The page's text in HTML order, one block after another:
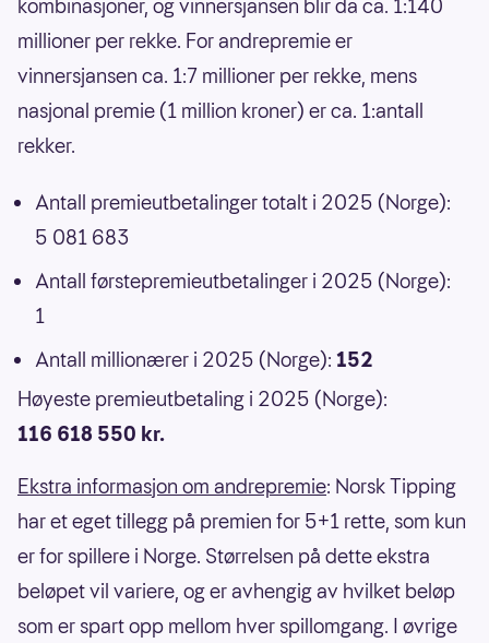
kombinasjoner, og vinnersjansen blir da ca. 1:140
millioner per rekke. For andrepremie er
vinnersjansen ca. 1:7 millioner per rekke, mens
nasjonal premie (1 million kroner) er ca. 1:antall
rekker.
Antall premieutbetalinger totalt i 2025 (Norge):
5 081 683
Antall førstepremieutbetalinger i 2025 (Norge):
1
Antall millionærer i 2025 (Norge): 152
Høyeste premieutbetaling i 2025 (Norge):
116 618 550 kr.
Ekstra informasjon om andrepremie: Norsk Tipping
har et eget tillegg på premien for 5+1 rette, som kun
er for spillere i Norge. Størrelsen på dette ekstra
beløpet vil variere, og er avhengig av hvilket beløp
som er spart opp mellom hver spillomgang. I øvrige